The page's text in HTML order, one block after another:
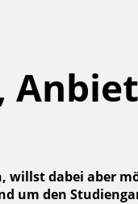
dabei aber
um den